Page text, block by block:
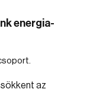
energia-